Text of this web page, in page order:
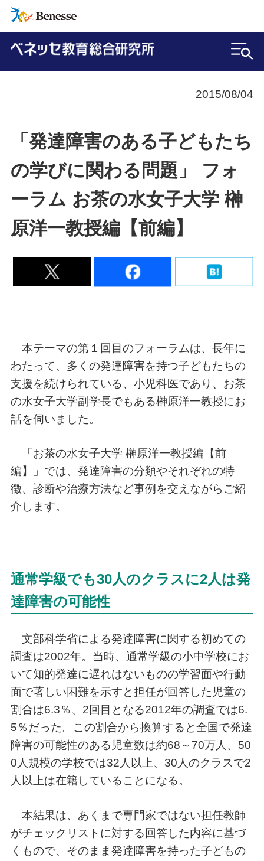
2015/08/04
「発達障害のある子どもたち
の学びに関わる問題」 フォ
ーラム お茶の水女子大学 榊
原洋一教授編【前編】
本テーマの第１回目のフォーラムは、長年に
わたって、多くの発達障害を持つ子どもたちの
支援を続けられている、小児科医であり、お茶
の水女子大学副学長でもある榊原洋一教授にお
話を伺いました。
「お茶の水女子大学 榊原洋一教授編【前
編】」では、発達障害の分類やそれぞれの特
徴、診断や治療方法など事例を交えながらご紹
介します。
通常学級でも30人のクラスに2人は発
達障害の可能性
文部科学省による発達障害に関する初めての
調査は2002年。当時、通常学級の小中学校にお
いて知的発達に遅れはないものの学習面や行動
面で著しい困難を示すと担任が回答した児童の
割合は6.3％、2回目となる2012年の調査では6.
5％だった。この割合から換算すると全国で発達
障害の可能性のある児童数は約68～70万人、50
0人規模の学校では32人以上、30人のクラスで2
人以上は在籍していることになる。
本結果は、あくまで専門家ではない担任教師
がチェックリストに対する回答した内容に基づ
くもので、そのまま発達障害を持った子どもの